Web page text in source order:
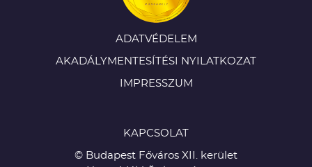
ADATVÉDELEM
AKADÁLYMENTESÍTÉSI NYILATKOZAT
IMPRESSZUM
KAPCSOLAT
© Budapest Főváros XII. kerület